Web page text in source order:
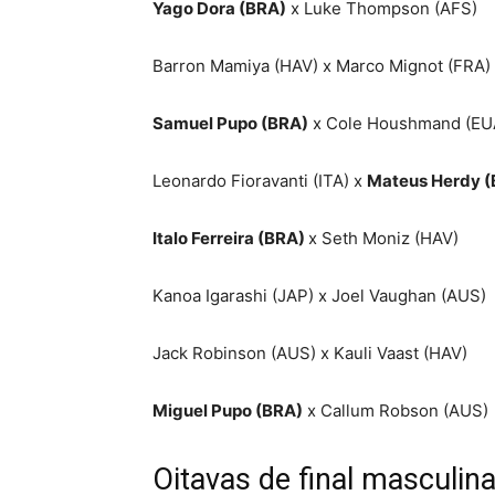
Yago Dora (BRA) x Luke Thompson (AFS)
Barron Mamiya (HAV) x Marco Mignot (FRA)
Samuel Pupo (BRA) x Cole Houshmand
Leonardo Fioravanti (ITA) x Mateus Herdy
Italo Ferreira (BRA) x Seth Moniz (HAV)
Kanoa Igarashi (JAP) x Joel Vaughan (AUS)
Jack Robinson (AUS) x Kauli Vaast (HAV)
Miguel Pupo (BRA) x Callum Robson (AUS)
Oitavas de final